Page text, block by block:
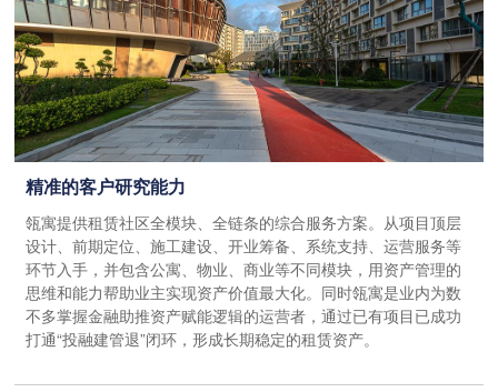
精准的客户研究能力
瓴寓提供租赁社区全模块、全链条的综合服务方案。从项目顶层
设计、前期定位、施工建设、开业筹备、系统支持、运营服务等
环节入手，并包含公寓、物业、商业等不同模块，用资产管理的
思维和能力帮助业主实现资产价值最大化。同时瓴寓是业内为数
不多掌握金融助推资产赋能逻辑的运营者，通过已有项目已成功
打通“投融建管退”闭环，形成长期稳定的租赁资产。